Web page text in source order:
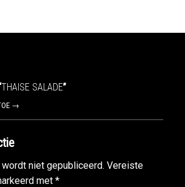
THAISE SALADE”
→
niet gepubliceerd. Vereiste
met *